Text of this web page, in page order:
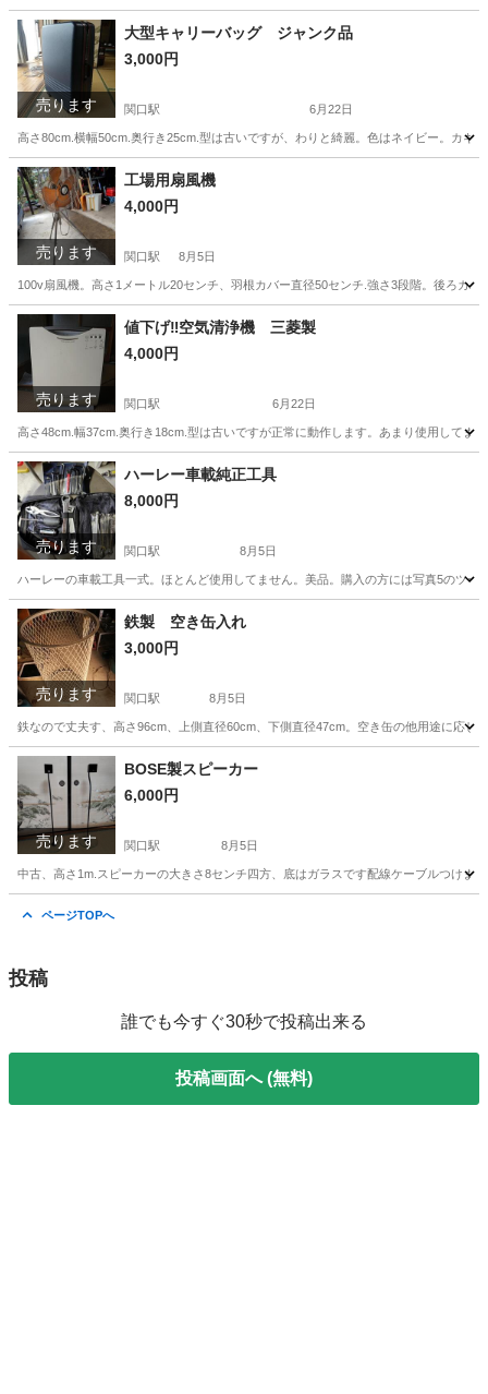
岐阜 関市 関口駅 その他 トラック
売ります
大型キャリーバッグ ジャンク品
3,000円
関口駅 6月22日
高さ80cm.横幅50cm.奥行き25cm.型は古いですが、わりと綺麗。色はネイビー。カ
岐阜 関市 関口駅 その他
売ります
工場用扇風機
4,000円
関口駅 8月5日
100v扇風機。高さ1メートル20センチ、羽根カバー直径50センチ.強さ3段階。後ろカ
岐阜 関市 関口駅 その他 羽根
売ります
値下げ‼️空気清浄機 三菱製
4,000円
関口駅 6月22日
高さ48cm.幅37cm.奥行き18cm.型は古いですが正常に動作します。あまり使用してま
岐阜 関市 季節、空調家電
売ります
ハーレー車載純正工具
8,000円
関口駅 8月5日
ハーレーの車載工具一式。ほとんど使用してません。美品。購入の方には写真5のツ
岐阜 関市 関口駅 その他
売ります
鉄製 空き缶入れ
3,000円
関口駅 8月5日
鉄なので丈夫す、高さ96cm、上側直径60cm、下側直径47cm。空き缶の他用途に応
岐阜 関市 その他
売ります
BOSE製スピーカー
6,000円
関口駅 8月5日
中古、高さ1m.スピーカーの大きさ8センチ四方、底はガラスです配線ケーブルつけ
ページTOPへ
投稿
誰でも今すぐ30秒で投稿出来る
投稿画面へ (無料)